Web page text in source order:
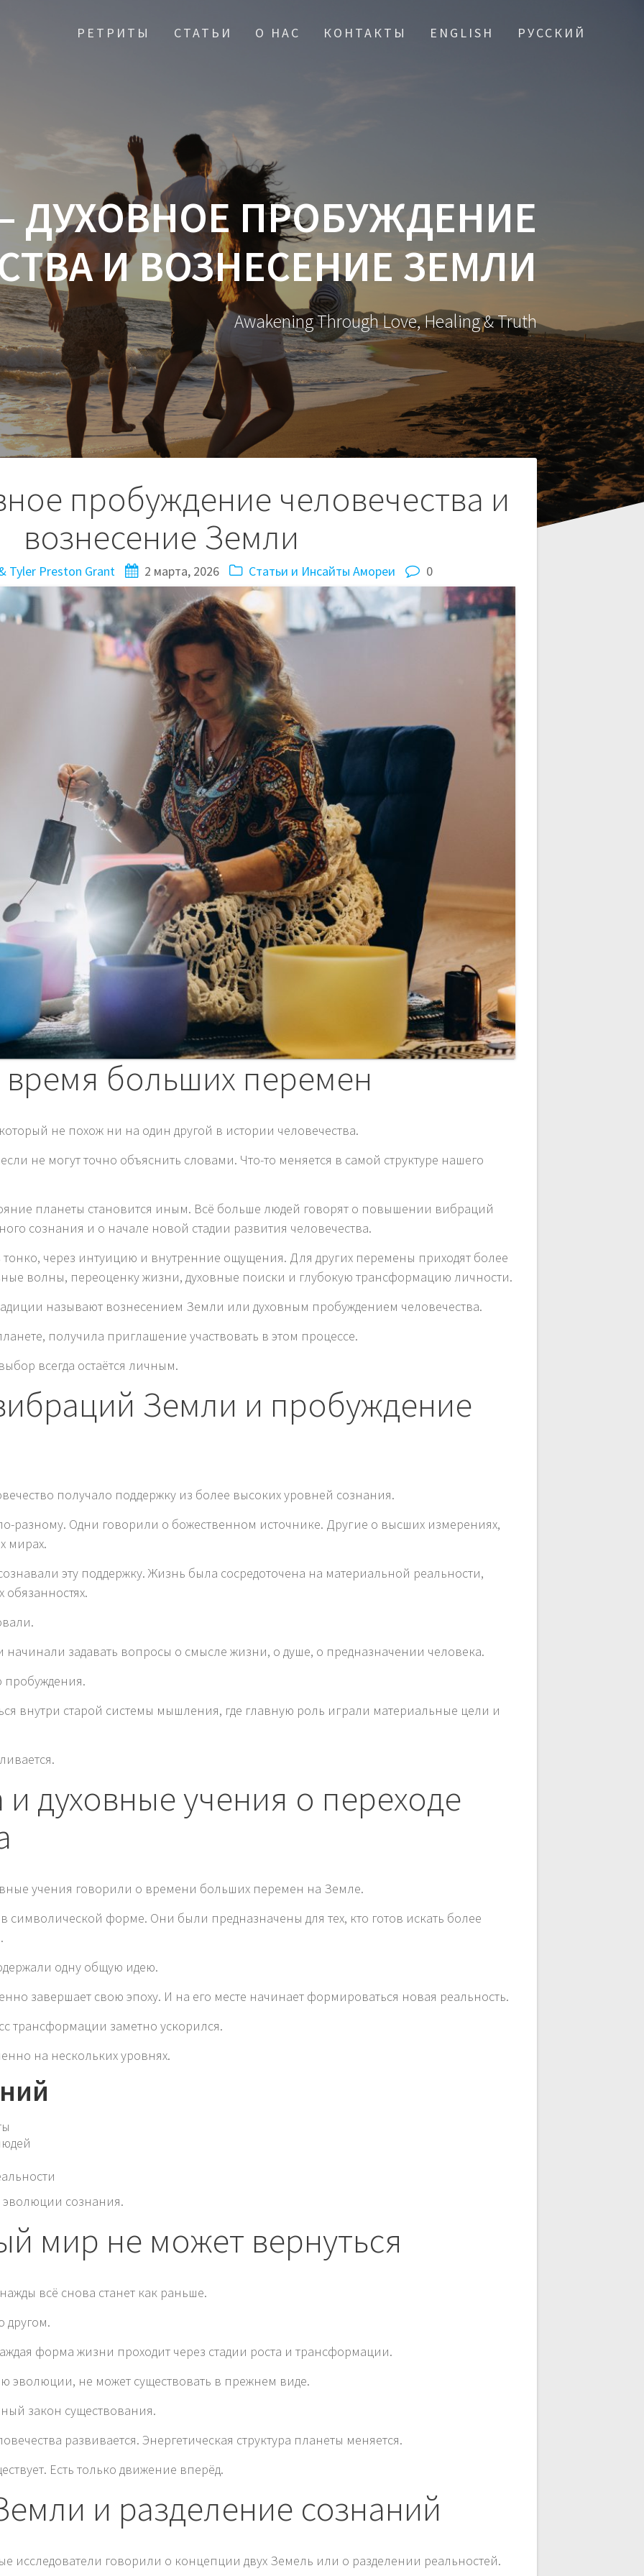
РЕТРИТЫ СТАТЬИ О НАС КОНТАКТЫ ENGLISH РУССКИЙ
ДУХОВНОЕ ПРОБУЖДЕНИЕ
И ВОЗНЕСЕНИЕ ЗЕМЛИ
Awakening Through Love, Healing & Truth
пробуждение человечества и
вознесение Земли
Tyler Preston Grant 2 марта, 2026 Статьи и Инсайты Амореи 0
больших перемен
не похож ни на один другой в истории человечества.
не могут точно объяснить словами. Что-то меняется в самой структуре нашего
планеты становится иным. Всё больше людей говорят о повышении вибраций
сознания и о начале новой стадии развития человечества.
тонко, через интуицию и внутренние ощущения. Для других перемены приходят более
волны, переоценку жизни, духовные поиски и глубокую трансформацию личности.
называют вознесением Земли или духовным пробуждением человечества.
получила приглашение участвовать в этом процессе.
всегда остаётся личным.
Земли и пробуждение
получало поддержку из более высоких уровней сознания.
разному. Одни говорили о божественном источнике. Другие о высших измерениях,
мирах.
эту поддержку. Жизнь была сосредоточена на материальной реальности,
задавать вопросы о смысле жизни, о душе, о предназначении человека.
пробуждения.
внутри старой системы мышления, где главную роль играли материальные цели и
духовные учения о переходе
учения говорили о времени больших перемен на Земле.
символической форме. Они были предназначены для тех, кто готов искать более
одну общую идею.
завершает свою эпоху. И на его месте начинает формироваться новая реальность.
трансформации заметно ускорился.
на нескольких уровнях.
сознания.
мир не может вернуться
всё снова станет как раньше.
другом.
форма жизни проходит через стадии роста и трансформации.
эволюции, не может существовать в прежнем виде.
закон существования.
развивается. Энергетическая структура планеты меняется.
Есть только движение вперёд.
и разделение сознаний
исследователи говорили о концепции двух Земель или о разделении реальностей.